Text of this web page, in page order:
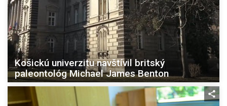
Košickú univerzitu navštívil britský
paleontológ Michael James Benton